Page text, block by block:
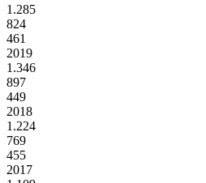
1.285
824
461
2019
1.346
897
449
2018
1.224
769
455
2017